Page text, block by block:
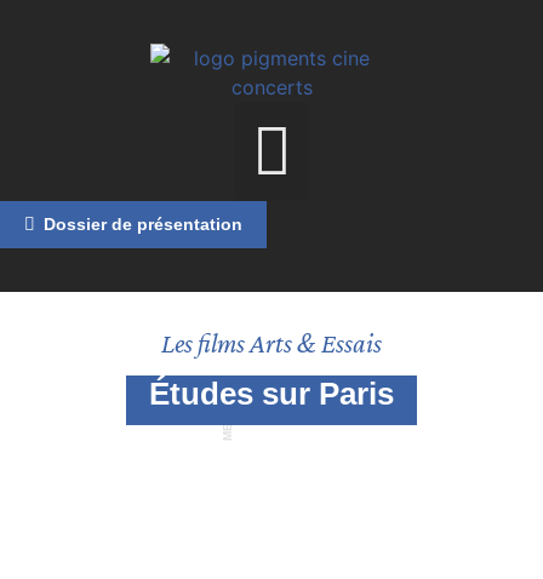
MENU
Dossier de présentation
Les films Arts & Essais
Études sur Paris